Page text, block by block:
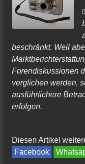
beschränkt. Weil
Forendiskussionen
verglichen werden,
ausführlichere
erfolgen.
Diesen Artikel
Facebook